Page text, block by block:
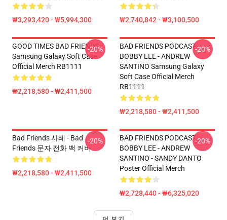
₩3,293,420 - ₩5,994,300 ₩2,740,842 - ₩3,100,500
GOOD TIMES BAD FRIENDS
Samsung Galaxy Soft Case
Official Merch RB1111
₩2,218,580 - ₩2,411,500
-20%
BAD FRIENDS PODCAST -
BOBBY LEE - ANDREW
SANTINO Samsung Galaxy
Soft Case Official Merch
RB1111
₩2,218,580 - ₩2,411,500
-20%
Bad Friends 사례 - Bad
Friends 문자 전화 백 커버
₩2,218,580 - ₩2,411,500
-20%
BAD FRIENDS PODCAST -
BOBBY LEE - ANDREW
SANTINO - SANDY DANTO
Poster Official Merch
₩2,728,440 - ₩6,325,020
-20%